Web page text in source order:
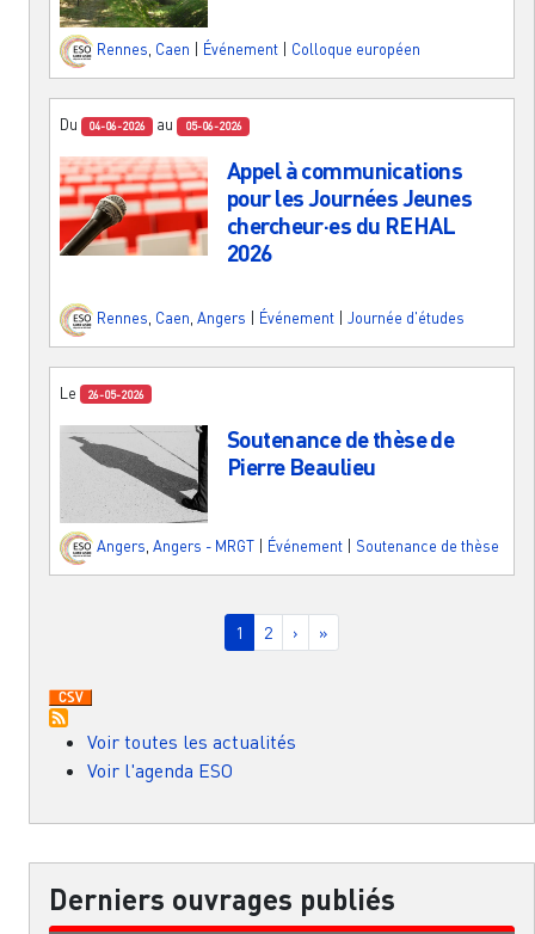
Rennes, Caen Événement Colloque européen
Du 04-06-2026 au 05-06-2026
Appel à communications
pour les Journées Jeunes
chercheur·es du REHAL
2026
Rennes Caen Angers Événement Journée d'études
Le 26-05-2026
Soutenance de thèse de
Pierre Beaulieu
Angers Angers - MRGT Événement Soutenance de thèse
Page courante
1 Page
2 Page suivante
› Dernière page
»
Voir toutes les actualités
Voir l'agenda ESO
Derniers ouvrages publiés